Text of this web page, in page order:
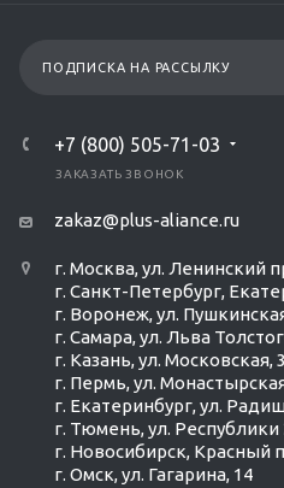
ПОДПИСКА НА РАССЫЛКУ
+7 (800) 505-71-03
ЗАКАЗАТЬ ЗВОНОК
zakaz@plus-aliance.ru
г. Москва, ул. Ленинский
г. Санкт-Петербург,
г. Воронеж, ул.
г. Самара, ул. Льва
г. Казань, ул. Московская,
г. Пермь, ул.
г. Екатеринбург, ул.
г. Тюмень, ул. Республики
г. Новосибирск, Красный
г. Омск, ул. ​Гагарина, 14